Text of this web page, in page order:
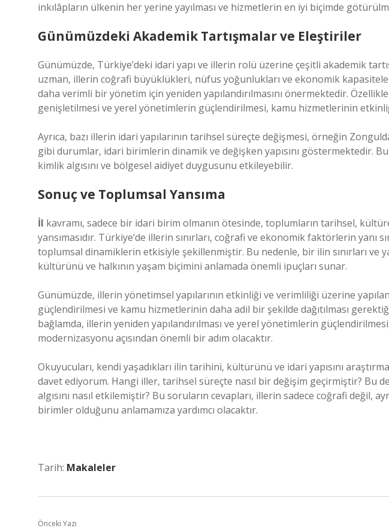
inkılâpların ülkenin her yerine yayılması ve hizmetlerin en iyi biçimde
Günümüzdeki Akademik Tartışmalar ve Eleştiriler
Günümüzde, Türkiye’deki idari yapı ve illerin rolü üzerine çeşitli akademik
uzman, illerin coğrafi büyüklükleri, nüfus yoğunlukları ve ekonomik
daha verimli bir yönetim için yeniden yapılandırılmasını önermektedir.
genişletilmesi ve yerel yönetimlerin güçlendirilmesi, kamu hizmetlerinin
Ayrıca, bazı illerin idari yapılarının tarihsel süreçte değişmesi, örneğin
gibi durumlar, idari birimlerin dinamik ve değişken yapısını göstermektedir.
kimlik algısını ve bölgesel aidiyet duygusunu etkileyebilir.
Sonuç ve Toplumsal Yansıma
İl kavramı, sadece bir idari birim olmanın ötesinde, toplumların tarihsel,
yansımasıdır. Türkiye’de illerin sınırları, coğrafi ve ekonomik faktörlerin yanı
toplumsal dinamiklerin etkisiyle şekillenmiştir. Bu nedenle, bir ilin sınırları ve
kültürünü ve halkının yaşam biçimini anlamada önemli ipuçları sunar.
Günümüzde, illerin yönetimsel yapılarının etkinliği ve verimliliği üzerine
güçlendirilmesi ve kamu hizmetlerinin daha adil bir şekilde dağıtılması
bağlamda, illerin yeniden yapılandırılması ve yerel yönetimlerin
modernizasyonu açısından önemli bir adım olacaktır.
Okuyucuları, kendi yaşadıkları ilin tarihini, kültürünü ve idari yapısını
davet ediyorum. Hangi iller, tarihsel süreçte nasıl bir değişim geçirmiştir? Bu
algısını nasıl etkilemiştir? Bu soruların cevapları, illerin sadece coğrafi değil,
birimler olduğunu anlamamıza yardımcı olacaktır.
Tarih: Makaleler
Önceki Yazı